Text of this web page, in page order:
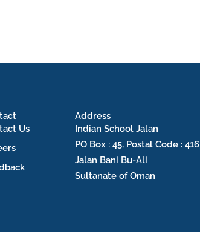
Us
Address
Indian School Jalan
PO Box : 45, Postal Code : 416
Jalan Bani Bu-Ali
Sultanate of Oman